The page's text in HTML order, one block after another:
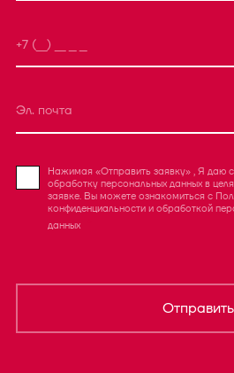
Нажимая «Отправить заявку» , Я даю
обработку персональных данных в
заявке. Вы можете ознакомиться с
конфиденциальности и обработкой
данных
Отправить